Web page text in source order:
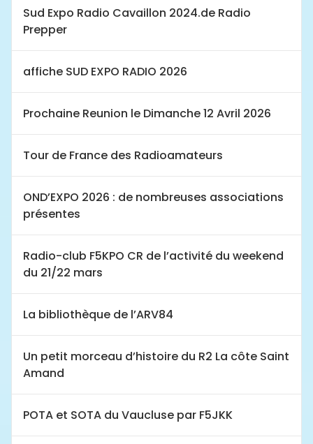
Sud Expo Radio Cavaillon 2024.de Radio
Prepper
affiche SUD EXPO RADIO 2026
Prochaine Reunion le Dimanche 12 Avril 2026
Tour de France des Radioamateurs
OND’EXPO 2026 : de nombreuses associations
présentes
Radio-club F5KPO CR de l’activité du weekend
du 21/22 mars
La bibliothèque de l’ARV84
Un petit morceau d’histoire du R2 La côte Saint
Amand
POTA et SOTA du Vaucluse par F5JKK